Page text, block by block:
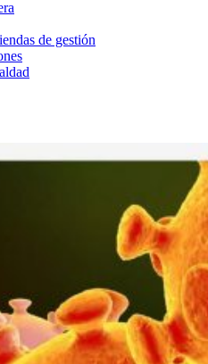
de gestión